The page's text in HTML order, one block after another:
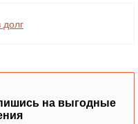
долг
на выгодные